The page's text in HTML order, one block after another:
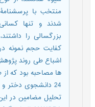
منتخب با پرسشنامۀ
شدند و تنها
بزرگسالی را
کفایت حجم نمونه
اشباع طی روند
تحلیل مضامین در این